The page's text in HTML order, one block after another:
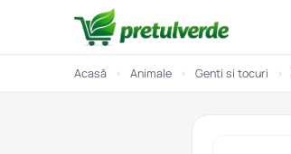
Acasă › Animale › Genti si tocuri ›